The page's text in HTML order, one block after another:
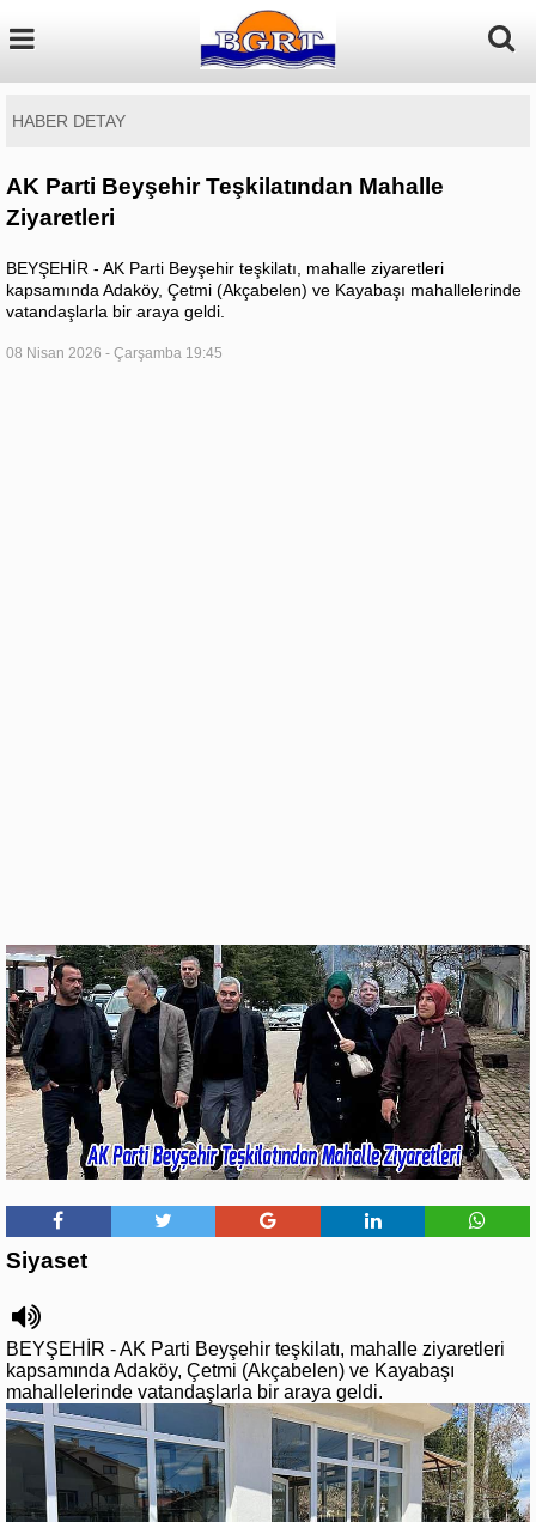
HABER DETAY
AK Parti Beyşehir Teşkilatından Mahalle
Ziyaretleri
BEYŞEHİR - AK Parti Beyşehir teşkilatı, mahalle ziyaretleri
kapsamında Adaköy, Çetmi (Akçabelen) ve Kayabaşı mahallelerinde
vatandaşlarla bir araya geldi.
08 Nisan 2026 - Çarşamba 19:45
Siyaset
BEYŞEHİR - AK Parti Beyşehir teşkilatı, mahalle ziyaretleri
kapsamında Adaköy, Çetmi (Akçabelen) ve Kayabaşı
mahallelerinde vatandaşlarla bir araya geldi.